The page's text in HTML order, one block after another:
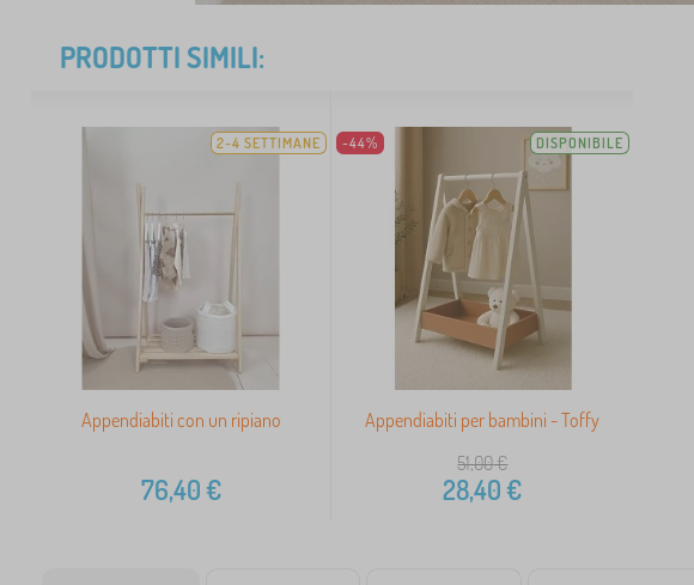
PRODOTTI SIMILI:
2-4 SETTIMANE
Appendiabiti con un ripiano
76,40€
-44% DISPONIBILE
Appendiabiti per bambini - Toffy
51,00€
28,40€